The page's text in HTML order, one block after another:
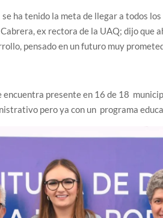
ha tenido la meta de llegar a todos
ex rectora de la UAQ; dijo que
pensado en un futuro muy
presente en 16 de 18
pero ya con un programa